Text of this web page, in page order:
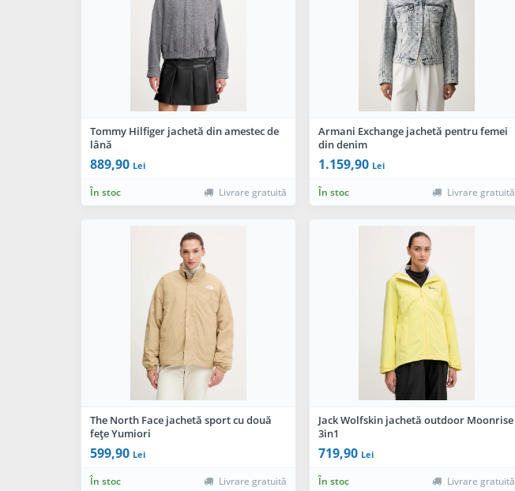
Tommy Hilfiger jachetă din amestec de
lână
889,90 Lei
În stoc Livrare gratuită
Armani Exchange jachetă pentru femei
din denim
1.159,90 Lei
În stoc Livrare gratuită
The North Face jachetă sport cu două
fețe Yumiori
599,90 Lei
În stoc Livrare gratuită
Jack Wolfskin jachetă outdoor Moonrise
3in1
719,90 Lei
În stoc Livrare gratuită